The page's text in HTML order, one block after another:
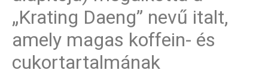
„Krating Daeng” nevű italt,
amely magas koffein- és
cukortartalmának